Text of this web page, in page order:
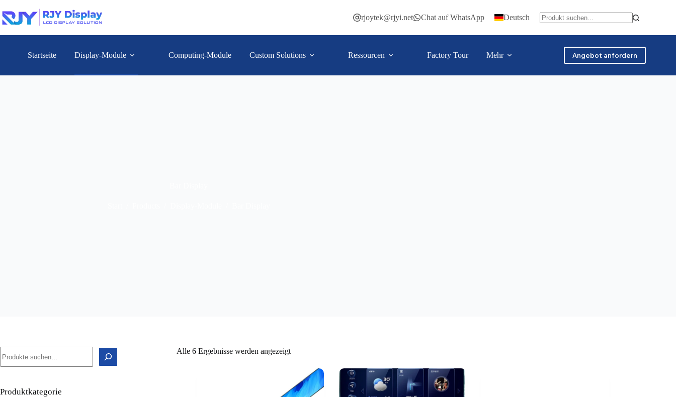
rjoytek@rjyi.net Chat auf WhatsApp Deutsch
Startseite Display-Module Computing-Module Custom Solutions Ressourcen Factory Tour Mehr Angebot anfordern
Alle 6 Ergebnisse werden angezeigt
Produktkategorie